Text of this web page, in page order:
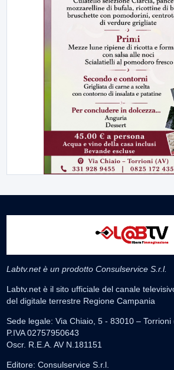
Labtv.net è un prodotto Consulservice S.r.l.
Labtv.net è il sito ufficiale del canale
del digitale terrestre Regione Campania
Sede legale: Via Chiaio, 5 - 83010 – Torrioni
P.IVA 02757950643
Oscr. R.E.A. AV N.181151
Editore: Consulservice S.r.l.